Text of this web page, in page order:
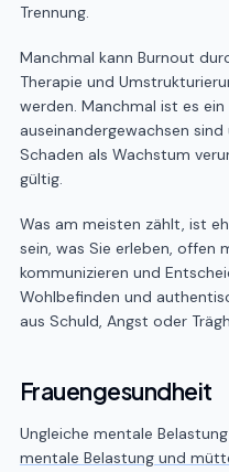
Trennung.
Manchmal kann Burnout
Therapie und
werden. Manchmal ist es ein
auseinandergewachsen
Schaden als Wachstum
gültig.
Was am meisten zählt, ist
sein, was Sie erleben, offen
kommunizieren und
Wohlbefinden und
aus Schuld, Angst oder
Frauengesundheit
Ungleiche mentale
mentale Belastung und